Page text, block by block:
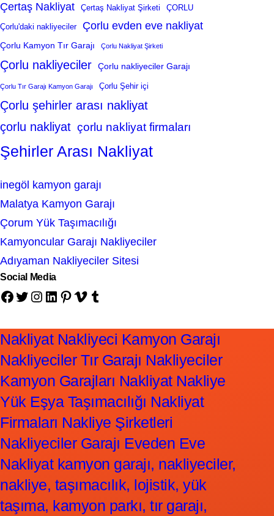
Çertaş Nakliyat Çertaş Nakliyat Şirketi ÇORLU
Çorlu'daki nakliyeciler Çorlu evden eve nakliyat
Çorlu Kamyon Tır Garajı Çorlu Nakliyat Şirketi
Çorlu nakliyeciler Çorlu nakliyeciler Garajı
Çorlu Tır Garajı Kamyon Garajı Çorlu Şehir içi
Çorlu şehirler arası nakliyat
çorlu nakliyat çorlu nakliyat firmaları
Şehirler Arası Nakliyat
inegöl kamyon garajı
Malatya Kamyon Garajı
Çorum Yük Taşımacılığı
Kamyoncular Garajı Nakliyeciler
Adıyaman Nakliyeciler Sitesi
Social Media
Facebook Twitter Instagram LinkedIn Pinterest Vimeo Tumblr
Nakliyat Nakliyeci Kamyon Garajı
Nakliyeciler Tır Garajı Nakliyeciler
Kamyon Garajları Nakliyat Nakliye
Yük Eşya Taşımacılığı Nakliyat
Firmaları Nakliye Şirketleri
Nakliyeciler Garajı Eveden Eve
Nakliyat kamyon garajı, nakliyeciler,
nakliye, taşımacılık, lojistik, yük
taşıma, kamyon parkı, tır garajı,